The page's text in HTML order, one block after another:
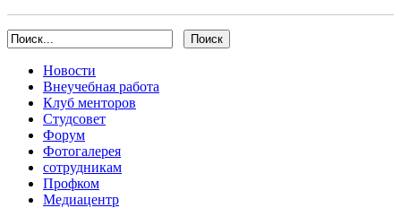
Новости
Внеучебная работа
Клуб менторов
Студсовет
Форум
Фотогалерея
сотрудникам
Профком
Медиацентр